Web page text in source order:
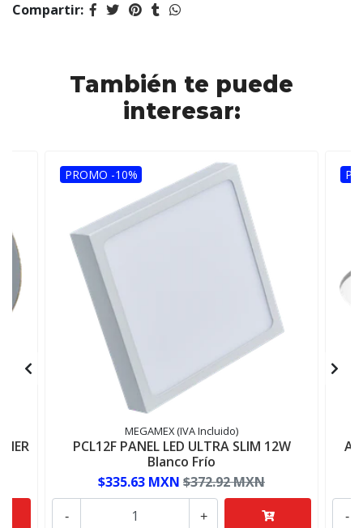
Compartir:
También te puede
interesar:
PROMO -10%
MEGAMEX (IVA Incluido)
PCL12F PANEL LED ULTRA SLIM 12W
Blanco Frío
$335.63 MXN $372.92 MXN
+
- -